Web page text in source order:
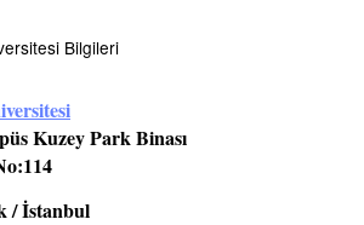
Bilgileri
Kuzey Park Binası
/ İstanbul